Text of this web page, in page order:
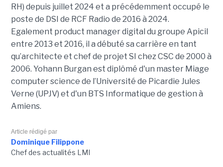
RH) depuis juillet 2024 et a précédemment occupé le
poste de DSI de RCF Radio de 2016 à 2024.
Egalement product manager digital du groupe Apicil
entre 2013 et 2016, il a débuté sa carrière en tant
qu’architecte et chef de projet SI chez CSC de 2000 à
2006. Yohann Burgan est diplômé d'un master Miage
computer science de l’Université de Picardie Jules
Verne (UPJV) et d'un BTS Informatique de gestion à
Amiens.
Article rédigé par
Dominique Filippone
Chef des actualités LMI